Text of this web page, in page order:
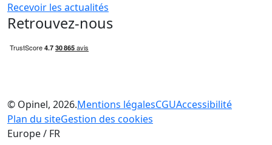
Recevoir les actualités
Retrouvez-nous
© Opinel, 2026.Mentions légalesCGUAccessibilité
Plan du siteGestion des cookies
Europe / FR